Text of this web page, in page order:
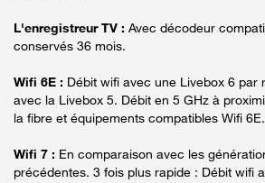
L'enregistreur TV : Avec décodeur
conservés 36 mois.
Wifi 6E : Débit wifi avec une Livebox 6 par
avec la Livebox 5. Débit en 5 GHz à
la fibre et équipements compatibles Wifi
Wifi 7 : En comparaison avec les
précédentes. 3 fois plus rapide : Débit wifi